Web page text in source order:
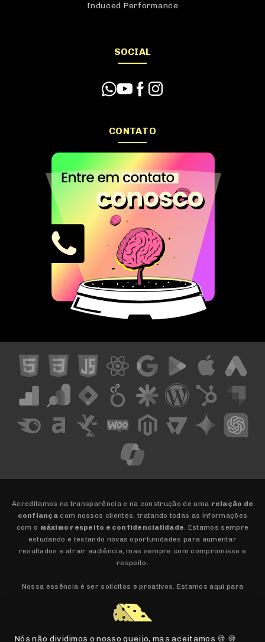
Induced Performance
SOCIAL
CONTATO
Acreditamos na transparência e na construção de uma relação de
confiançacom nossos clientes, tratando todas as informações
com o máximo respeito e confidencialidade. Estamos sempre
estudando e testando novas oportunidades para aumentar
resultados e atrair audiência, mas sempre com compromisso e
respeito.
Nossa essência é ser solícitos e proativos. Estamos aqui para
garantindo que cada projeto supere as expectativas. Valorizamos a
colaboração e a personalização, adaptando nossas estratégias e
abordagens para atender às necessidades únicas de cada cliente.
Nós não dividimos o nosso queijo, mas aceitamos 🍪 🍪